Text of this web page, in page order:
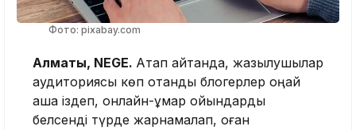
Фото: pixabay.com
Алматы, NEGE. Атап айтқанда, жазылушылар
аудиториясы көп отандық блогерлер оңай
ақша іздеп, онлайн-құмар ойындарды
белсенді түрде жарнамалап, оған